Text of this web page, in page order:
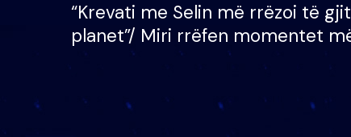
“Krevati me Selin më rrëzoi të
planet”/ Miri rrëfen momentet
bukura në shtëpinë e BB VIP: Do